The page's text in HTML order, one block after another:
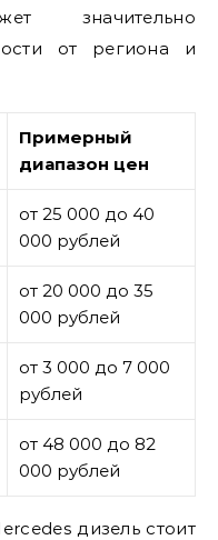
значительно
от региона и
Примерный
диапазон цен
от 25 000 до 40
000 рублей
от 20 000 до 35
000 рублей
от 3 000 до 7 000
рублей
от 48 000 до 82
000 рублей
дизель стоит